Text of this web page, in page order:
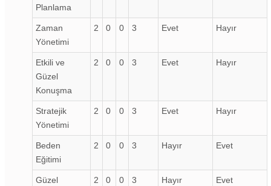
Planlama
Zaman
Yönetimi
2 0 0 3 Evet Hayır
Etkili ve
Güzel
Konuşma
2 0 0 3 Evet Hayır
Stratejik
Yönetimi
2 0 0 3 Evet Hayır
Beden
Eğitimi
2 0 0 3 Hayır Evet
Güzel
2 0 0 3 Hayır Evet